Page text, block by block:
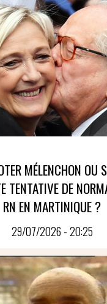
MÉLENCHON OU
TENTATIVE DE
RN EN MARTINIQUE ?
29/07/2026 - 20:25